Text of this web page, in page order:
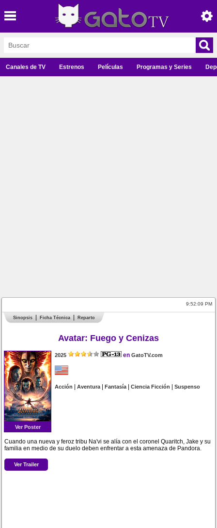
Canales de TV Estrenos Películas Programas y Series
9:52:09 PM
Sinopsis Ficha Técnica Reparto
Avatar: Fuego y Cenizas
Ver Poster
2025 en GatoTV.com
Acción |Aventura|Fantasía|Ciencia Ficción |Suspenso
Cuando una nueva y feroz tribu Na'vi se alía con el coronel Quaritch, Jake y su
familia en medio de su duelo deben enfrentar a esta amenaza de Pandora.
Ver Trailer